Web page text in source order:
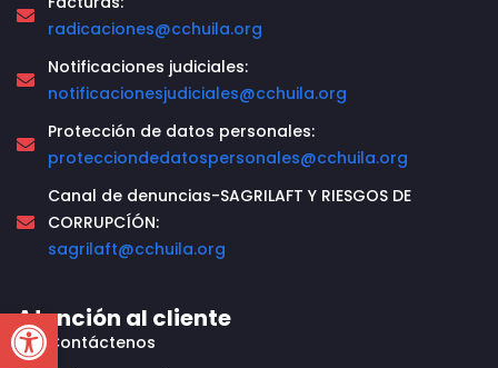
Open toolbar
radicaciones@cchuila.org
Notificaciones judiciales:
notificacionesjudiciales@cchuila.org
Protección de datos personales:
protecciondedatospersonales@cchuila.org
Canal de denuncias-SAGRILAFT Y RIESGOS DE
CORRUPCÍÓN:
sagrilaft@cchuila.org
Atención al cliente
Contáctenos